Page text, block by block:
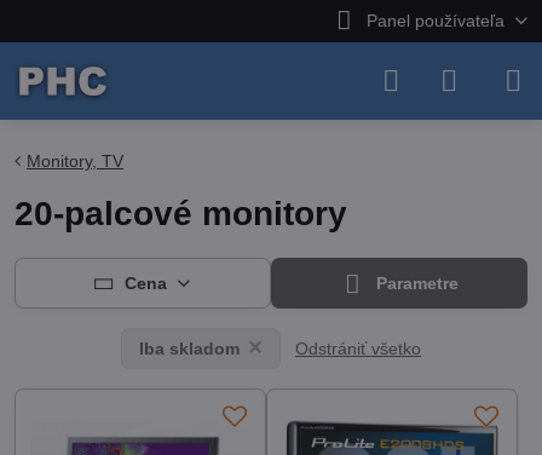
Panel používateľa
Monitory, TV
20-palcové monitory
Cena Parametre
Iba skladom Odstrániť všetko